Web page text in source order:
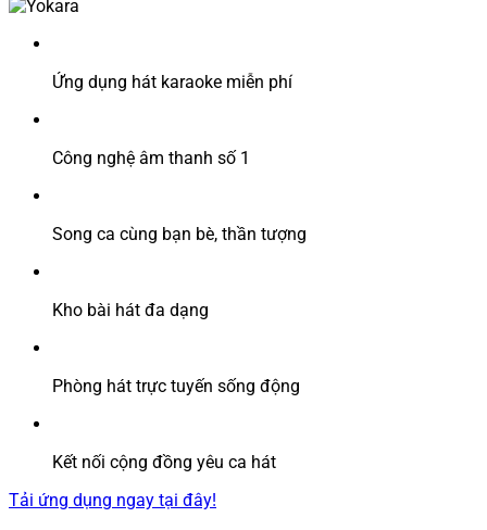
Ứng dụng hát karaoke miễn phí
Công nghệ âm thanh số 1
Song ca cùng bạn bè, thần tượng
Kho bài hát đa dạng
Phòng hát trực tuyến sống động
Kết nối cộng đồng yêu ca hát
Tải ứng dụng ngay tại đây!